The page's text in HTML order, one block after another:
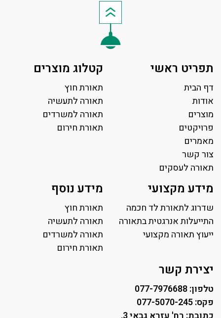
תפריט ראשי
דף הבית
אודות
מוצרים
פרויקטים
מאמרים
צור קשר
תאורה לעסקים
פאנל לד
פרופיל תאורה
תאורה לאולמות ספורט
תאורה למגרשי טניס
קטלוג מוצרים
תאורת חוץ
תאורה לתעשיה
תאורה למשרדים
תאורת חירום
מידע מקצועי
שדרוג לתאורת לד חכמה
התייעלות אנרגטית בתאורה
ייעוץ תאורה מקצועי
מידע נוסף
תאורת חוץ
תאורה לתעשיה
תאורה למשרדים
תאורת חירום
יצירת קשר
טלפון: 077-7976688
פקס: 077-5070-245